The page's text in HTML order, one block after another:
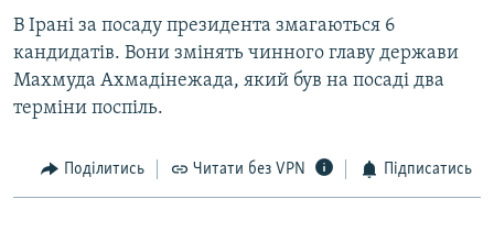
В Ірані за посаду президента змагаються 6
кандидатів. Вони змінять чинного главу держави
Махмуда Ахмадінежада, який був на посаді два
терміни поспіль.
Поділитись Читати без VPN Підписатись